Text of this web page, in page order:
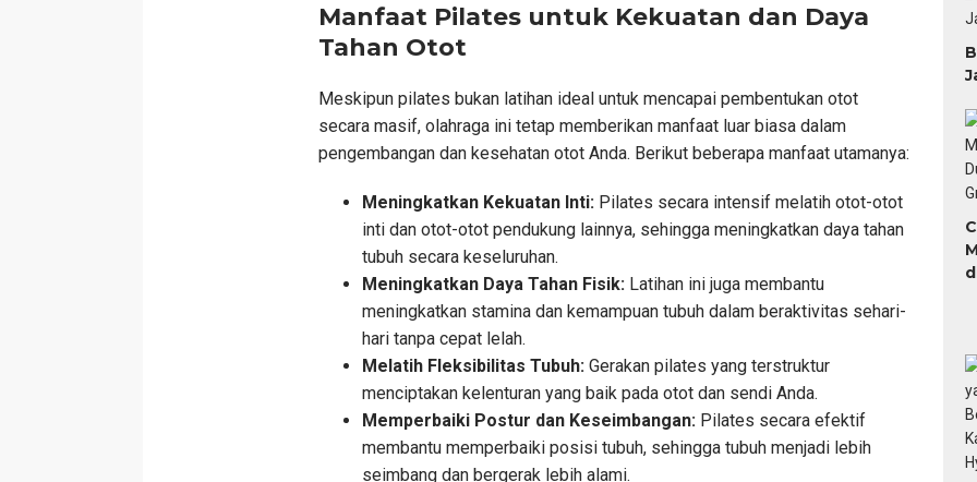
Manfaat Pilates untuk Kekuatan dan Daya
Tahan Otot
Meskipun pilates bukan latihan ideal untuk mencapai pembentukan otot
secara masif, olahraga ini tetap memberikan manfaat luar biasa dalam
pengembangan dan kesehatan otot Anda. Berikut beberapa manfaat utamanya:
Meningkatkan Kekuatan Inti: Pilates secara intensif melatih otot-otot
inti dan otot-otot pendukung lainnya, sehingga meningkatkan daya tahan
tubuh secara keseluruhan.
Meningkatkan Daya Tahan Fisik: Latihan ini juga membantu
meningkatkan stamina dan kemampuan tubuh dalam beraktivitas sehari-
hari tanpa cepat lelah.
Melatih Fleksibilitas Tubuh: Gerakan pilates yang terstruktur
menciptakan kelenturan yang baik pada otot dan sendi Anda.
Memperbaiki Postur dan Keseimbangan: Pilates secara efektif
membantu memperbaiki posisi tubuh, sehingga tubuh menjadi lebih
seimbang dan bergerak lebih alami.